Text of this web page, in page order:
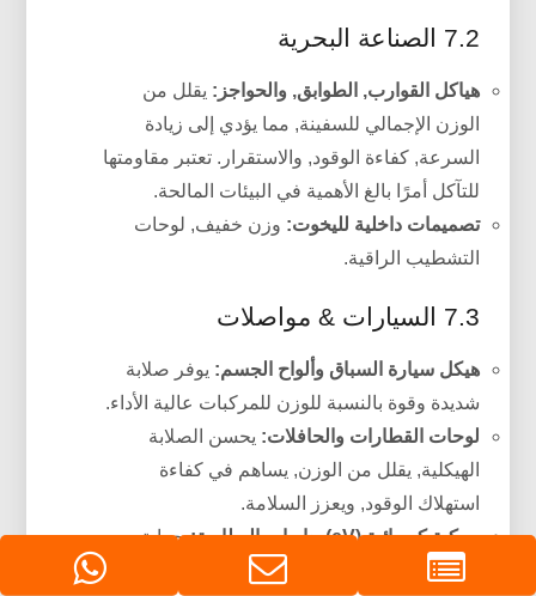
7.2 الصناعة البحرية
هياكل القوارب, الطوابق, والحواجز: يقلل من
الوزن الإجمالي للسفينة, مما يؤدي إلى زيادة
السرعة, كفاءة الوقود, والاستقرار. تعتبر مقاومتها
للتآكل أمرًا بالغ الأهمية في البيئات المالحة.
تصميمات داخلية لليخوت: وزن خفيف, لوحات
التشطيب الراقية.
7.3 السيارات & مواصلات
هيكل سيارة السباق وألواح الجسم: يوفر صلابة
شديدة وقوة بالنسبة للوزن للمركبات عالية الأداء.
لوحات القطارات والحافلات: يحسن الصلابة
الهيكلية, يقلل من الوزن, يساهم في كفاءة
استهلاك الوقود, ويعزز السلامة.
مركبة كهربائية (eV) حاويات البطارية:
حماية
خفيفة الوزن ولكنها قوية.